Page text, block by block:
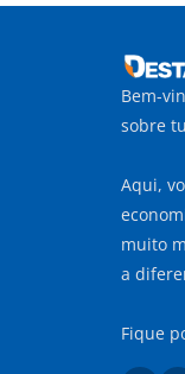
Bem-
sobre
Aqui,
muito
a
Fique